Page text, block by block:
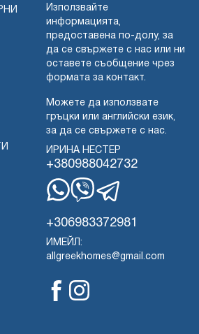
Използвайте
информацията,
предоставена по-долу, за
да се свържете с нас или ни
оставете съобщение чрез
формата за контакт.
Можете да използвате
гръцки или английски език,
за да се свържете с нас.
ИРИНА НЕСТЕР
+380988042732
+306983372981
ИМЕЙЛ:
allgreekhomes@gmail.com